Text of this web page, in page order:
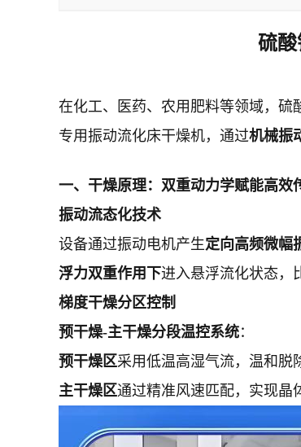
硫
在化工、医药、农用肥料等领域，
专用振动流化床干燥机，通过机械振
一、干燥原理：双重动力学赋能高效
振动流态化技术
设备通过振动电机产生定向高频微幅
浮力双重作用下进入悬浮流化状态，
梯度干燥分区控制
预干燥-主干燥分段温控系统：
预干燥区采用低温高湿气流，温和脱
主干燥区通过精准风速匹配，实现晶